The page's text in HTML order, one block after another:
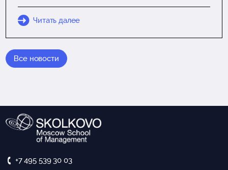
Читать далее
Все новости
+7 495 539 30 03